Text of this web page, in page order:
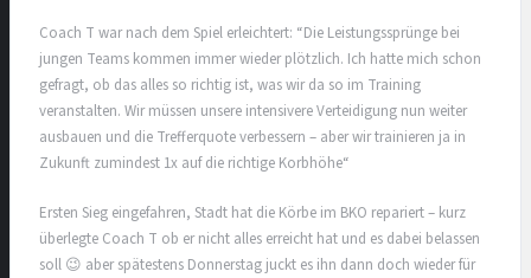
Coach T war nach dem Spiel erleichtert: “Die Leistungssprünge bei
jungen Teams kommen immer wieder plötzlich. Ich hatte mich schon
gefragt, ob das alles so richtig ist, was wir da so im Training
veranstalten. Wir müssen unsere intensivere Verteidigung nun weiter
ausbauen und die Trefferquote verbessern – aber wir trainieren ja in
Zukunft zumindest 1x auf die richtige Korbhöhe“
Ersten Sieg eingefahren, Stadt hat die Körbe im BKO repariert – kurz
überlegte Coach T ob er nicht alles erreicht hat und es dabei belassen
soll 😉 aber spätestens Donnerstag juckt es ihn dann doch wieder für